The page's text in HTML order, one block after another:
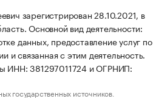
зарегистрирован 28.10.2021, в
Основной вид деятельности:
данных, предоставление услуг по
связанная с этим деятельность.
ИНН: 381297011724 и ОГРНИП:
государственных источников.